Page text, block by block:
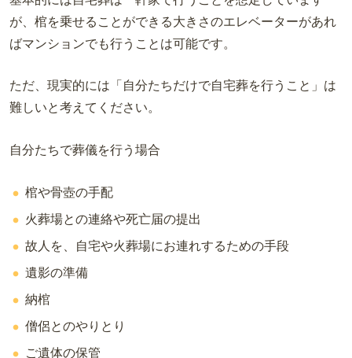
が、棺を乗せることができる大きさのエレベーターがあれ
ばマンションでも行うことは可能です。
ただ、現実的には「自分たちだけで自宅葬を行うこと」は
難しいと考えてください。
自分たちで葬儀を行う場合
棺や骨壺の手配
火葬場との連絡や死亡届の提出
故人を、自宅や火葬場にお連れするための手段
遺影の準備
納棺
僧侶とのやりとり
ご遺体の保管